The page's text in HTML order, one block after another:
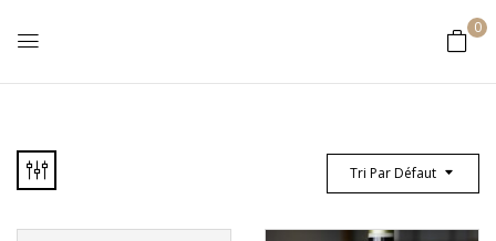
0
Tri Par Défaut